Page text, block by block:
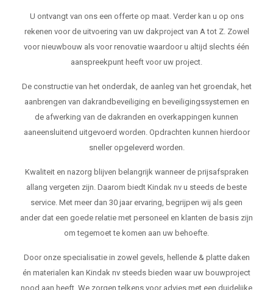
U ontvangt van ons een offerte op maat. Verder kan u op ons
rekenen voor de uitvoering van uw dakproject van A tot Z. Zowel
voor nieuwbouw als voor renovatie waardoor u altijd slechts één
aanspreekpunt heeft voor uw project.
De constructie van het onderdak, de aanleg van het groendak, het
aanbrengen van dakrandbeveiliging en beveiligingssystemen en
de afwerking van de dakranden en overkappingen kunnen
aaneensluitend uitgevoerd worden. Opdrachten kunnen hierdoor
sneller opgeleverd worden.
Kwaliteit en nazorg blijven belangrijk wanneer de prijsafspraken
allang vergeten zijn. Daarom biedt Kindak nv u steeds de beste
service. Met meer dan 30 jaar ervaring, begrijpen wij als geen
ander dat een goede relatie met personeel en klanten de basis zijn
om tegemoet te komen aan uw behoefte.
Door onze specialisatie in zowel gevels, hellende & platte daken
én materialen kan Kindak nv steeds bieden waar uw bouwproject
nood aan heeft. We zorgen telkens voor advies met een duidelijke